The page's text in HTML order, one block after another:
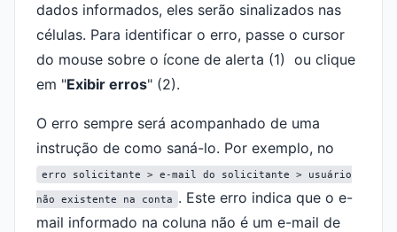
dados informados, eles serão sinalizados nas
células. Para identificar o erro, passe o cursor
do mouse sobre o ícone de alerta (1) ou clique
em "Exibir erros" (2).
O erro sempre será acompanhado de uma
instrução de como saná-lo. Por exemplo, no
erro solicitante > e-mail do solicitante > usuário
não existente na conta . Este erro indica que o e-
mail informado na coluna não é um e-mail de